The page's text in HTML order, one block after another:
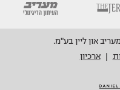
ארכיון